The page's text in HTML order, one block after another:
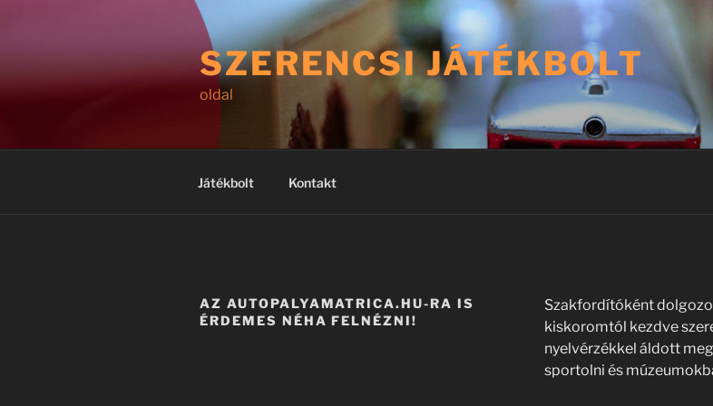
SZERENCSI JÁTÉKBOLT
oldal
Játékbolt Kontakt
AZ AUTOPALYAMATRICA.HU-RA IS
ÉRDEMES NÉHA FELNÉZNI!
Szakfordítóként
kiskoromtól kezdve
nyelvérzékkel áldott
sportolni és